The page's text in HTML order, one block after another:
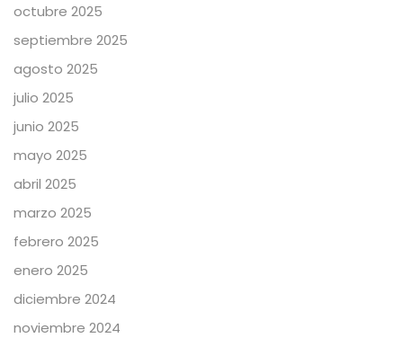
octubre 2025
septiembre 2025
agosto 2025
julio 2025
junio 2025
mayo 2025
abril 2025
marzo 2025
febrero 2025
enero 2025
diciembre 2024
noviembre 2024